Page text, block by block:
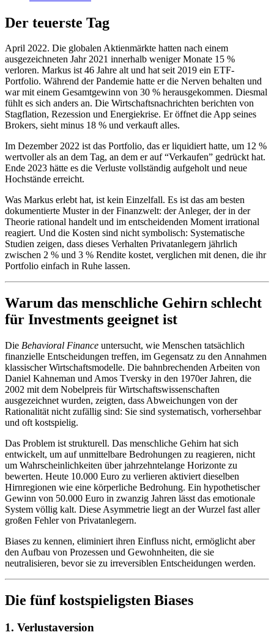
Der teuerste Tag
April 2022. Die globalen Aktienmärkte hatten nach einem
ausgezeichneten Jahr 2021 innerhalb weniger Monate 15 %
verloren. Markus ist 46 Jahre alt und hat seit 2019 ein ETF-
Portfolio. Während der Pandemie hatte er die Nerven behalten und
war mit einem Gesamtgewinn von 30 % herausgekommen. Diesmal
fühlt es sich anders an. Die Wirtschaftsnachrichten berichten von
Stagflation, Rezession und Energiekrise. Er öffnet die App seines
Brokers, sieht minus 18 % und verkauft alles.
Im Dezember 2022 ist das Portfolio, das er liquidiert hatte, um 12 %
wertvoller als an dem Tag, an dem er auf “Verkaufen” gedrückt hat.
Ende 2023 hätte es die Verluste vollständig aufgeholt und neue
Hochstände erreicht.
Was Markus erlebt hat, ist kein Einzelfall. Es ist das am besten
dokumentierte Muster in der Finanzwelt: der Anleger, der in der
Theorie rational handelt und im entscheidenden Moment irrational
reagiert. Und die Kosten sind nicht symbolisch: Systematische
Studien zeigen, dass dieses Verhalten Privatanlegern jährlich
zwischen 2 % und 3 % Rendite kostet, verglichen mit denen, die ihr
Portfolio einfach in Ruhe lassen.
Warum das menschliche Gehirn schlecht
für Investments geeignet ist
Die Behavioral Finance untersucht, wie Menschen tatsächlich
finanzielle Entscheidungen treffen, im Gegensatz zu den Annahmen
klassischer Wirtschaftsmodelle. Die bahnbrechenden Arbeiten von
Daniel Kahneman und Amos Tversky in den 1970er Jahren, die
2002 mit dem Nobelpreis für Wirtschaftswissenschaften
ausgezeichnet wurden, zeigten, dass Abweichungen von der
Rationalität nicht zufällig sind: Sie sind systematisch, vorhersehbar
und oft kostspielig.
Das Problem ist strukturell. Das menschliche Gehirn hat sich
entwickelt, um auf unmittelbare Bedrohungen zu reagieren, nicht
um Wahrscheinlichkeiten über jahrzehntelange Horizonte zu
bewerten. Heute 10.000 Euro zu verlieren aktiviert dieselben
Hirnregionen wie eine körperliche Bedrohung. Ein hypothetischer
Gewinn von 50.000 Euro in zwanzig Jahren lässt das emotionale
System völlig kalt. Diese Asymmetrie liegt an der Wurzel fast aller
großen Fehler von Privatanlegern.
Biases zu kennen, eliminiert ihren Einfluss nicht, ermöglicht aber
den Aufbau von Prozessen und Gewohnheiten, die sie
neutralisieren, bevor sie zu irreversiblen Entscheidungen werden.
Die fünf kostspieligsten Biases
1. Verlustaversion